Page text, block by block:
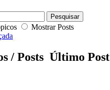
Mostrar Posts
/ Posts Último Post